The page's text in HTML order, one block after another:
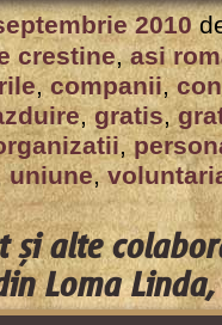
2010
crestine,asi
,companii,
,gratis,
,
uniune,
și alte
Loma